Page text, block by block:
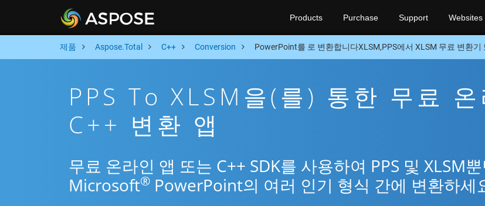
Products Purchase Support Websites
제품 Aspose.Total C++ Conversion PowerPoint를 로 변환합니다XLSM,PPS에서 XLSM 무료 변환기
PPS To XLSM을(를) 통한 무료 온
C++ 변환 앱
무료 온라인 앱 또는 C++ SDK를 사용하여 PPS 및 XLSM
Microsoft® PowerPoint의 여러 인기 형식 간에 변환하세